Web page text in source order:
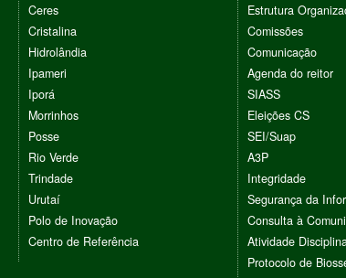
Ceres
Cristalina
Hidrolândia
Ipameri
Iporá
Morrinhos
Posse
Rio Verde
Trindade
Urutaí
Polo de Inovação
Centro de Referência
Estrutura
Comissões
Comunicação
Agenda do reitor
SIASS
Eleições CS
SEI/Suap
A3P
Integridade
Segurança da
Consulta à
Atividade
Protocolo de